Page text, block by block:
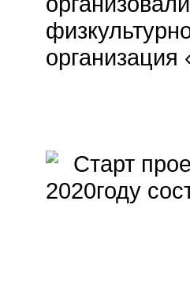
Старт
2020году